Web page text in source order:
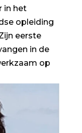
in het
opleiding
eerste
in de
op